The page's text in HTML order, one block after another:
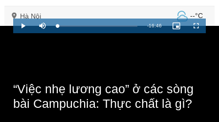
Hà Nội --°C
Tổ chức nhân sự
Quốc hội
Nhận diện sự thật
Dự báo thời tiết
Giáo dục
Dấu ấn VOV
Play Mute Loaded:
0%
Remaining
-16:46
Picture-
in-
Fullscreen
“Việc nhẹ lương cao” ở các sòng
bài Campuchia: Thực chất là gì?